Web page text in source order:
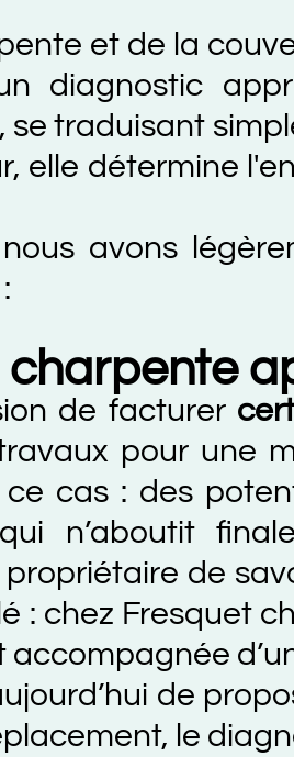
et de la
détermine
avons
facturer
pour une
: des
de savoir
Fresquet
d’une
de
le diagnostic